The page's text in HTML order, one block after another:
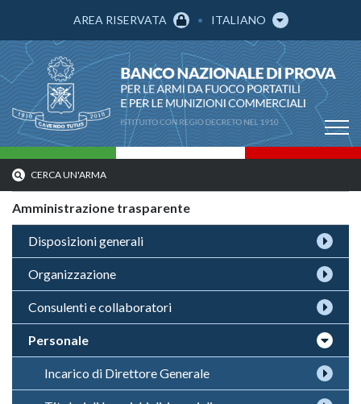
AREA RISERVATA ITALIANO
CERCA UN'ARMA
Amministrazione trasparente
Disposizioni generali
Organizzazione
Consulenti e collaboratori
Personale
Incarico di Direttore Generale